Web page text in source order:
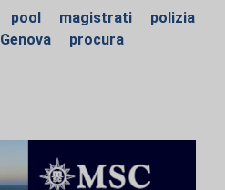
pool magistrati
polizia
Genova procura